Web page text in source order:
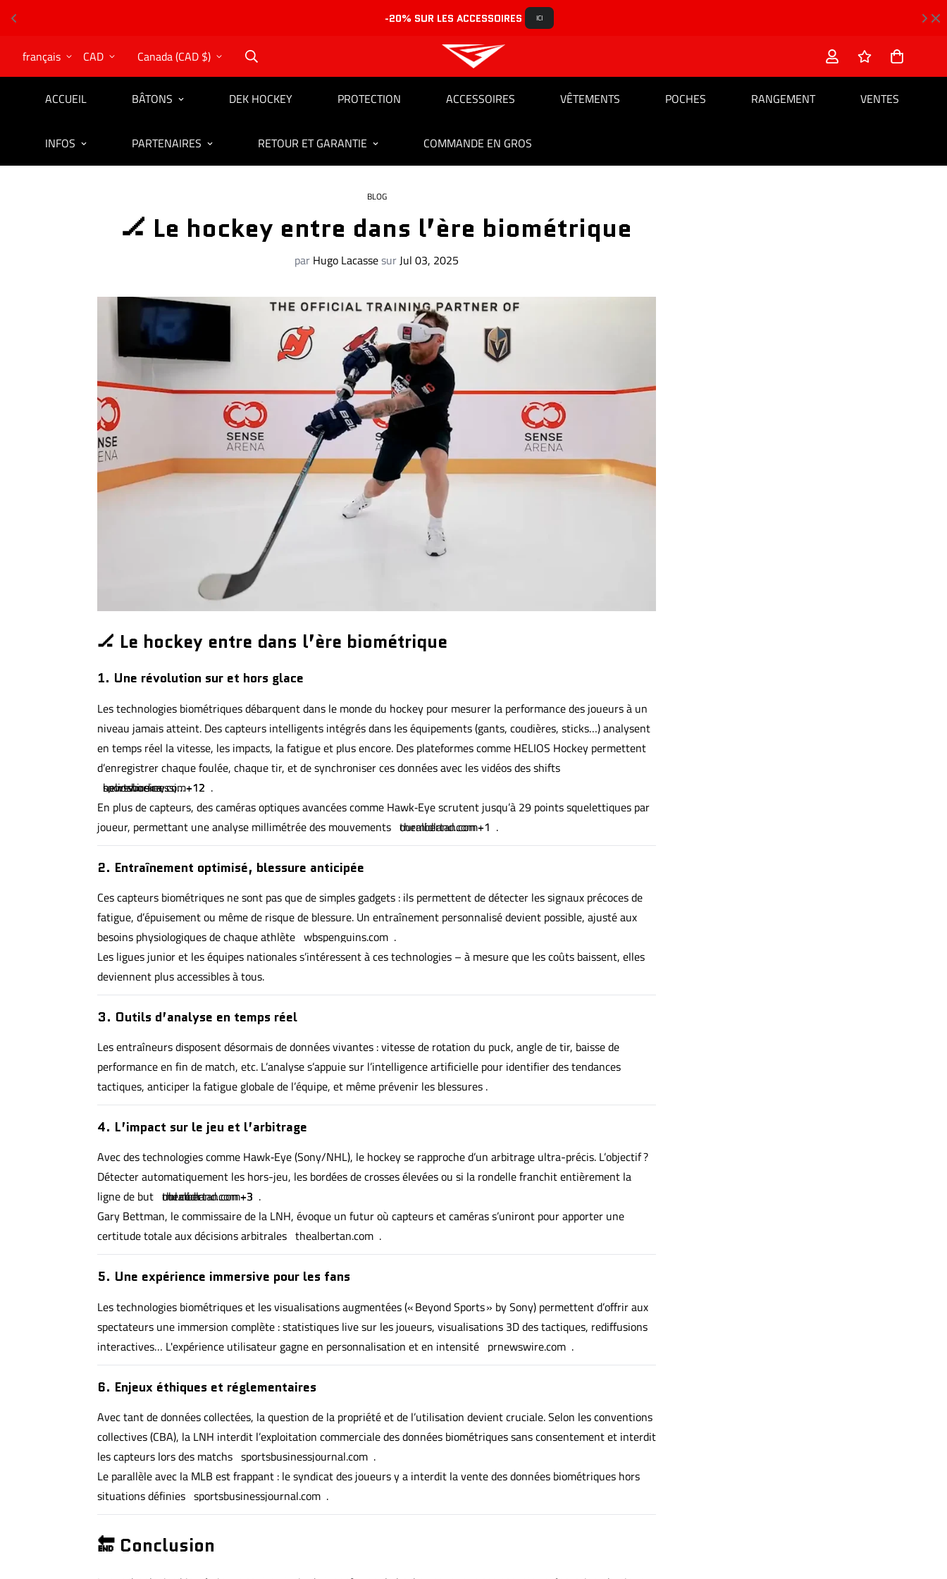
-20% SUR LES ACCESSOIRES ICI
français CAD Canada (CAD $)
ACCUEIL BÂTONS DEK HOCKEY PROTECTION ACCESSOIRES VÊTEMENTS POCHES RANGEMENT VENTES
INFOS PARTENAIRES RETOUR ET GARANTIE COMMANDE EN GROS
BLOG
🏒 Le hockey entre dans l’ère biométrique
par Hugo LacassesurJul 03, 2025
🏒 Le hockey entre dans l’ère biométrique
1. Une révolution sur et hors glace
Les technologies biométriques débarquent dans le monde du hockey pour mesurer la performance des joueurs à un
niveau jamais atteint. Des capteurs intelligents intégrés dans les équipements (gants, coudières, sticks…) analysent
en temps réel la vitesse, les impacts, la fatigue et plus encore. Des plateformes comme HELIOS Hockey permettent
d’enregistrer chaque foulée, chaque tir, et de synchroniser ces données avec les vidéos des shifts
newswire.ca
+12
helioshockey.com+12
sportsbusinessjournal.com+12 .
En plus de capteurs, des caméras optiques avancées comme Hawk‑Eye scrutent jusqu’à 29 points squelettiques par
joueur, permettant une analyse millimétrée des mouvements thealbertan.com+1
ourmidland.com+1 .
2. Entraînement optimisé, blessure anticipée
Ces capteurs biométriques ne sont pas que de simples gadgets : ils permettent de détecter les signaux précoces de
fatigue, d’épuisement ou même de risque de blessure. Un entraînement personnalisé devient possible, ajusté aux
besoins physiologiques de chaque athlète wbspenguins.com .
Les ligues junior et les équipes nationales s’intéressent à ces technologies – à mesure que les coûts baissent, elles
deviennent plus accessibles à tous.
3. Outils d’analyse en temps réel
Les entraîneurs disposent désormais de données vivantes : vitesse de rotation du puck, angle de tir, baisse de
performance en fin de match, etc. L’analyse s’appuie sur l’intelligence artificielle pour identifier des tendances
tactiques, anticiper la fatigue globale de l’équipe, et même prévenir les blessures .
4. L’impact sur le jeu et l’arbitrage
Avec des technologies comme Hawk‑Eye (Sony/NHL), le hockey se rapproche d’un arbitrage ultra-précis. L’objectif ?
Détecter automatiquement les hors-jeu, les bordées de crosses élevées ou si la rondelle franchit entièrement la
ligne de but nhl.com +3
thealbertan.com+3
ourmidland.com+3 .
Gary Bettman, le commissaire de la LNH, évoque un futur où capteurs et caméras s’uniront pour apporter une
certitude totale aux décisions arbitrales thealbertan.com .
5. Une expérience immersive pour les fans
Les technologies biométriques et les visualisations augmentées (« Beyond Sports » by Sony) permettent d’offrir aux
spectateurs une immersion complète : statistiques live sur les joueurs, visualisations 3D des tactiques, rediffusions
interactives… L'expérience utilisateur gagne en personnalisation et en intensité prnewswire.com .
6. Enjeux éthiques et réglementaires
Avec tant de données collectées, la question de la propriété et de l’utilisation devient cruciale. Selon les conventions
collectives (CBA), la LNH interdit l’exploitation commerciale des données biométriques sans consentement et interdit
les capteurs lors des matchs sportsbusinessjournal.com .
Le parallèle avec la MLB est frappant : le syndicat des joueurs y a interdit la vente des données biométriques hors
situations définies sportsbusinessjournal.com .
🔚 Conclusion